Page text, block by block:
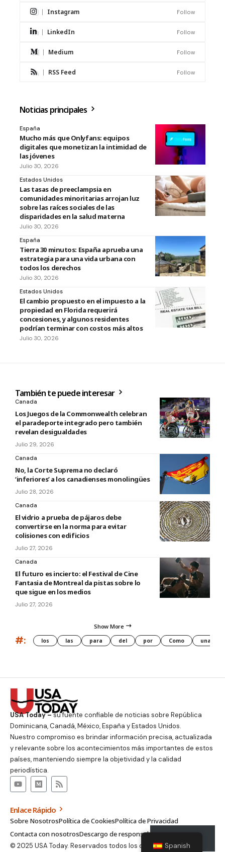
Instagram Follow
LinkedIn Follow
Medium Follow
RSS Feed Follow
Noticias principales
España
Mucho más que Onlyfans: equipos
digitales que monetizan la intimidad de
las jóvenes
Julio 30, 2026
Estados Unidos
Las tasas de preeclampsia en
comunidades minoritarias arrojan luz
sobre las raíces sociales de las
disparidades en la salud materna
Julio 30, 2026
España
Tierra 30 minutos: España aprueba una
estrategia para una vida urbana con
todos los derechos
Julio 30, 2026
Estados Unidos
El cambio propuesto en el impuesto a la
propiedad en Florida requerirá
concesiones, y algunos residentes
podrían terminar con costos más altos
Julio 30, 2026
También te puede interesar
Canada
Los Juegos de la Commonwealth celebran
el paradeporte integrado pero también
revelan desigualdades
Julio 29, 2026
Canada
No, la Corte Suprema no declaró
‘inferiores’ a los canadienses monolingües
Julio 28, 2026
Canada
El vidrio a prueba de pájaros debe
convertirse en la norma para evitar
colisiones con edificios
Julio 27, 2026
Canada
El futuro es incierto: el Festival de Cine
Fantasia de Montreal da pistas sobre lo
que sigue en los medios
Julio 27, 2026
Show More
#: los las para del por Como una
USA Today –su fuente confiable de noticias sobre República
Dominicana, Canadá, México, España y Estados Unidos.
Nuestro compromiso es brindar información precisa, actualizada
y relevante sobre los acontecimientos más importantes de estos
países, manteniendo siempre la objetividad y la calidad
periodística.
Enlace Rápido
Sobre NosotrosPolítica de CookiesPolítica de Privacidad
Contacta con nosotrosDescargo de responsabilidad
© 2025 USA Today. Reservados todos los derechos.Spanish